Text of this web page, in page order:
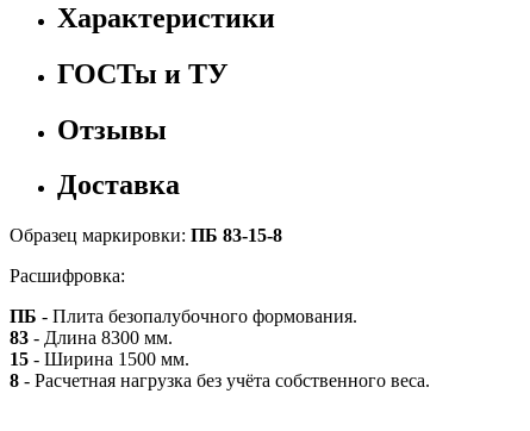
Характеристики
ГОСТы и ТУ
Отзывы
Доставка
Образец маркировки: ПБ 83-15-8
Расшифровка:
ПБ - Плита безопалубочного формования.
83 - Длина 8300 мм.
15 - Ширина 1500 мм.
8 - Расчетная нагрузка без учёта собственного веса.